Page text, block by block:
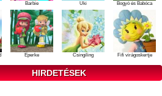
Barbie Uki Bogyó és Babóca
Eperke Csingiling Fifi virágoskertje
HIRDETÉSEK